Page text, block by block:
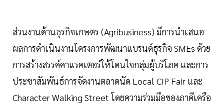
ส่วนงานด้านธุรกิจเกษตร (Agribusiness) มีการนำเสนอ
ผลการดำเนินงานโครงการพัฒนาแบรนด์ธุรกิจ SMEs ด้วย
การสร้างสรรค์คาแรคเตอร์ให้โดนใจกลุ่มผู้บริโภค และการ
ประชาสัมพันธ์การจัดงานตลาดนัด Local CIP Fair และ
Character Walking Street โดยความร่วมมือของภาคีเครือ